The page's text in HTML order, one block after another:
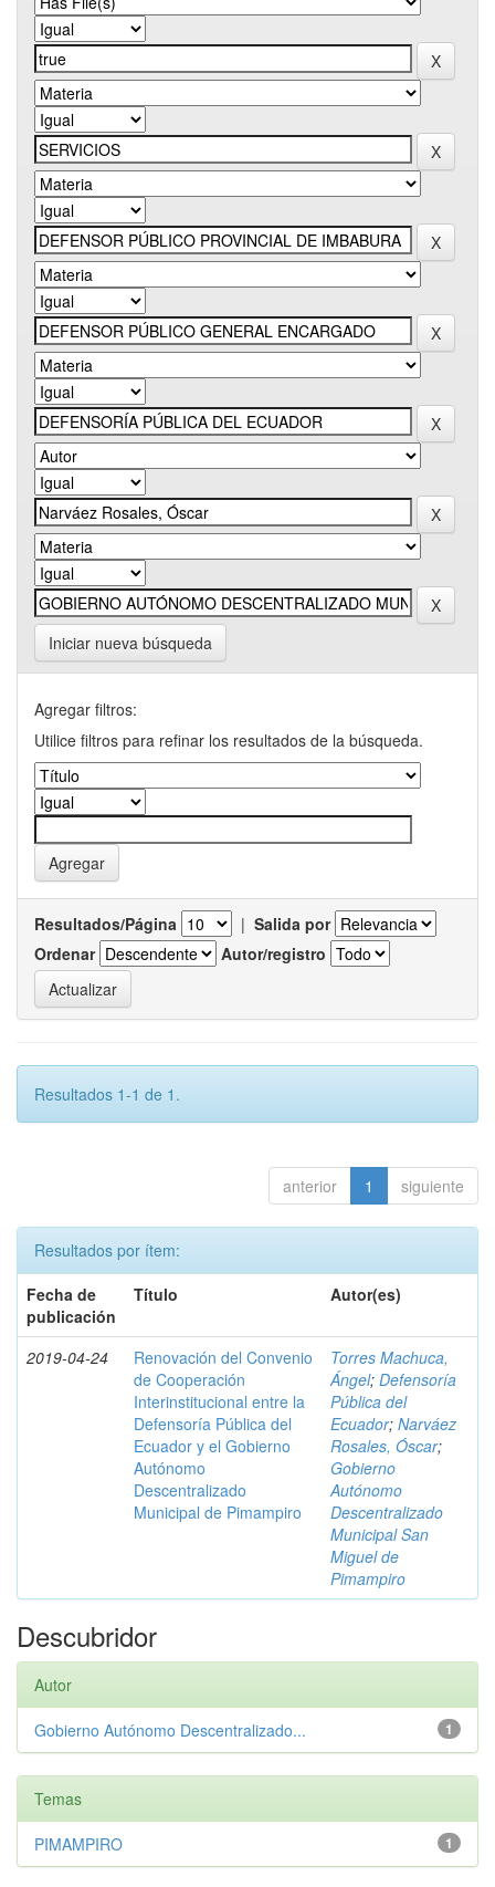
Iniciar nueva búsqueda
Agregar filtros:
Utilice filtros para refinar los resultados de la búsqueda.
Resultados/Página | Salida por
Ordenar
Autor/registro
Resultados 1-1 de 1.
anterior 1 siguiente
Resultados por ítem:
Fecha de
publicación
Título Autor(es)
2019-04-24
Renovación del Convenio
de Cooperación
Interinstitucional entre la
Defensoría Pública del
Ecuador y el Gobierno
Autónomo
Descentralizado
Municipal de Pimampiro
Torres Machuca,
Ángel; Defensoría
Pública del
Ecuador; Narváez
Rosales, Óscar;
Gobierno
Autónomo
Descentralizado
Municipal San
Miguel de
Pimampiro
Descubridor
Autor
1
Gobierno Autónomo Descentralizado...
Temas
1
PIMAMPIRO